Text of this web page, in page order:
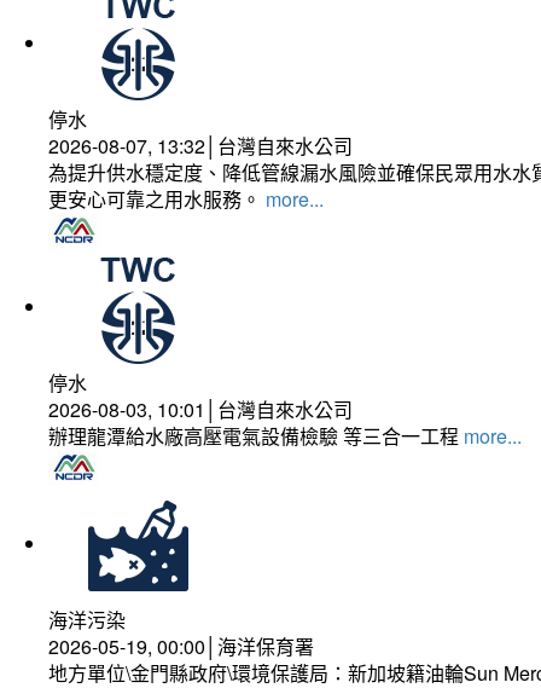
停水
2026-08-07, 13:32│台灣自來水公司
為提升供水穩定度、降低管線漏水風險並確保民眾用水
更安心可靠之用水服務。 more...
停水
2026-08-03, 10:01│台灣自來水公司
辦理龍潭給水廠高壓電氣設備檢驗 等三合一工程 more...
海洋污染
2026-05-19, 00:00│海洋保育署
地方單位\金門縣政府\環境保護局：新加坡籍油輪Sun